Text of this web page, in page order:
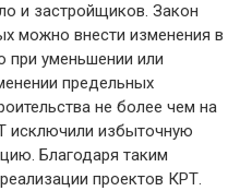
и застройщиков. Закон
можно внести изменения в
уменьшении или
предельных
не более чем на
исключили избыточную
Благодаря таким
проектов КРТ.